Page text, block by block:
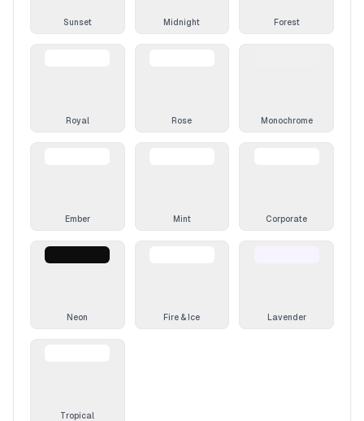
Sunset Midnight Forest
Royal Rose Monochrome
Ember Mint Corporate
Neon Fire & Ice Lavender
Tropical